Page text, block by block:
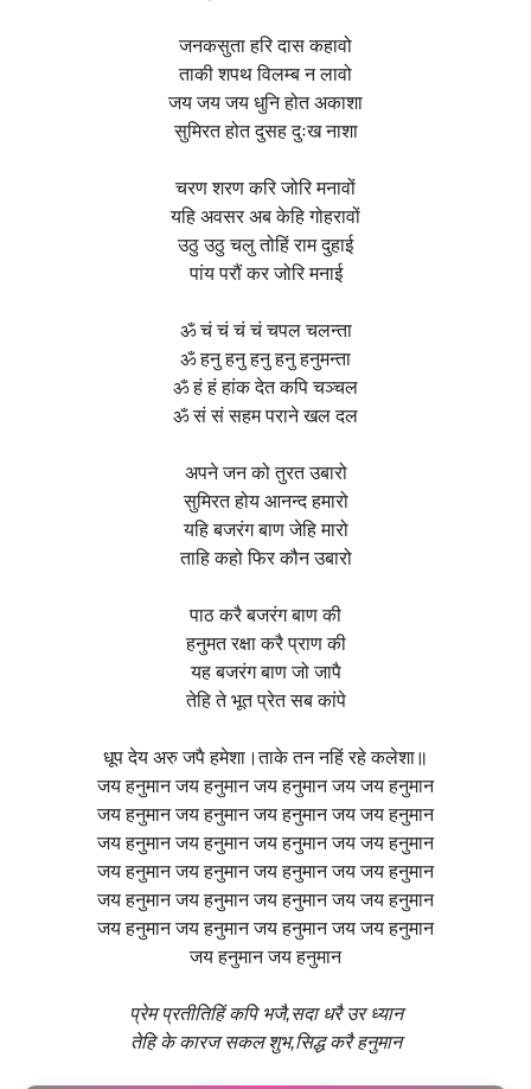
जनकसुता हरि दास कहावो
ताकी शपथ विलम्ब न लावो
जय जय जय धुनि होत अकाशा
सुमिरत होत दुसह दुःख नाशा
चरण शरण करि जोरि मनावों
यहि अवसर अब केहि गोहरावों
उठु उठु चलु तोहिं राम दुहाई
पांय परौं कर जोरि मनाई
ॐ चं चं चं चं चपल चलन्ता
ॐ हनु हनु हनु हनु हनुमन्ता
ॐ हं हं हांक देत कपि चञ्चल
ॐ सं सं सहम पराने खल दल
अपने जन को तुरत उबारो
सुमिरत होय आनन्द हमारो
यहि बजरंग बाण जेहि मारो
ताहि कहो फिर कौन उबारो
पाठ करै बजरंग बाण की
हनुमत रक्षा करै प्राण की
यह बजरंग बाण जो जापै
तेहि ते भूत प्रेत सब कांपे
धूप देय अरु जपै हमेशा।ताके तन नहिं रहे कलेशा॥
जय हनुमान जय हनुमान जय हनुमान जय जय हनुमान
जय हनुमान जय हनुमान जय हनुमान जय जय हनुमान
जय हनुमान जय हनुमान जय हनुमान जय जय हनुमान
जय हनुमान जय हनुमान जय हनुमान जय जय हनुमान
जय हनुमान जय हनुमान जय हनुमान जय जय हनुमान
जय हनुमान जय हनुमान जय हनुमान जय जय हनुमान
जय हनुमान जय हनुमान
प्रेम प्रतीतिहिं कपि भजै,सदा धरै उर ध्यान
तेहि के कारज सकल शुभ,सिद्ध करै हनुमान